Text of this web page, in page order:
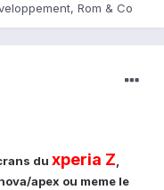
Rom & Co
du xperia Z,
apex ou meme le